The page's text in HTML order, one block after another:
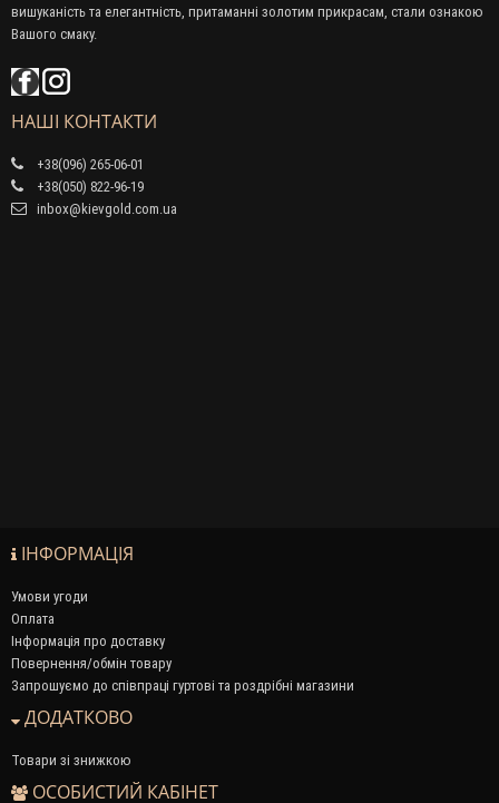
вишуканість та елегантність, притаманні золотим прикрасам, стали ознакою
Вашого смаку.
НАШІ КОНТАКТИ
+38(096) 265-06-01
+38(050) 822-96-19
inbox@kievgold.com.ua
ІНФОРМАЦІЯ
Умови угоди
Оплата
Інформація про доставку
Повернення/обмін товару
Запрошуємо до співпраці гуртові та роздрібні магазини
ДОДАТКОВО
Товари зі знижкою
ОСОБИСТИЙ КАБІНЕТ